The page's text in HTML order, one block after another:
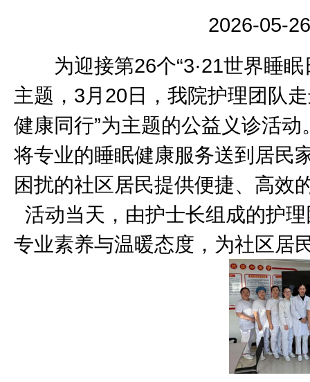
2026-05-
为迎接第26个“3·21世界睡眠
主题，3月20日，我院护理团队
健康同行”为主题的公益义诊活
将专业的睡眠健康服务送到居民
困扰的社区居民提供便捷、高效
活动当天，由护士长组成的护
专业素养与温暖态度，为社区居